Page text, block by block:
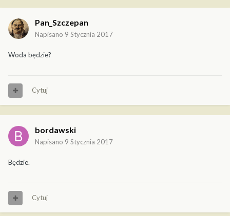
Pan_Szczepan
Napisano 9 Stycznia 2017
Woda będzie?
Cytuj
bordawski
Napisano 9 Stycznia 2017
Będzie.
Cytuj